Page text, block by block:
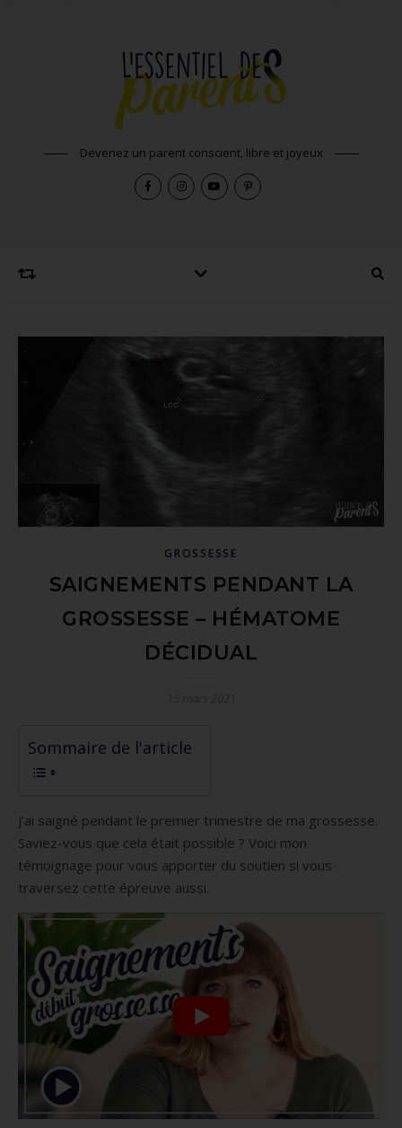
Devenez un parent conscient, libre et joyeux
GROSSESSE
SAIGNEMENTS PENDANT LA
GROSSESSE – HÉMATOME
DÉCIDUAL
Sommaire de l'article
J’ai saigné pendant le premier trimestre de ma grossesse.
Saviez-vous que cela était possible ? Voici mon
témoignage pour vous apporter du soutien si vous
traversez cette épreuve aussi.